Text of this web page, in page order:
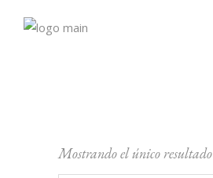
Mostrando el único resultado